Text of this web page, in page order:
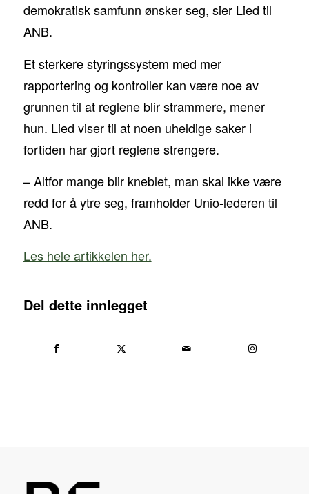
demokratisk samfunn ønsker seg, sier Lied til
ANB.
Et sterkere styringssystem med mer
rapportering og kontroller kan være noe av
grunnen til at reglene blir strammere, mener
hun. Lied viser til at noen uheldige saker i
fortiden har gjort reglene strengere.
– Altfor mange blir kneblet, man skal ikke være
redd for å ytre seg, framholder Unio-lederen til
ANB.
Les hele artikkelen her.
Del dette innlegget